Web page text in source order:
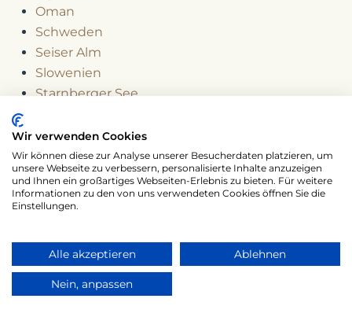
Oman
Schweden
Seiser Alm
Slowenien
Starnberger See
Teneriffa
Venedig
Vietnam
Dieser Bericht basiert auf meinenpersönlichen
Erfahrungen in Warschau und Krakau
Wir verwenden Cookies
Wir können diese zur Analyse unserer Besucherdaten platzieren, um
unsere Webseite zu verbessern, personalisierte Inhalte anzuzeigen
und Ihnen ein großartiges Webseiten-Erlebnis zu bieten. Für weitere
Informationen zu den von uns verwendeten Cookies öffnen Sie die
Einstellungen.
Alle akzeptieren Ablehnen
Nein, anpassen